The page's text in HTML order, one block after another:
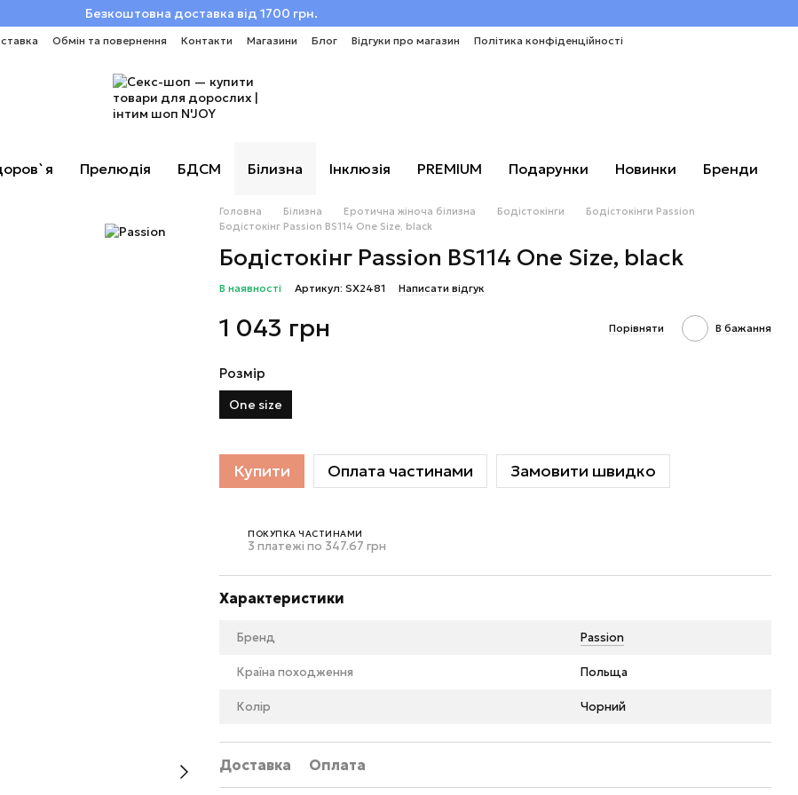
Безкоштовна доставка від 1700 грн.
Обмін та повернення Контакти Магазини Блог Відгуки про магазин Політика конфіденційності
Прелюдія БДСМ Білизна Інклюзія PREMIUM Подарунки Новинки Бренди
Головна Білизна Еротична жіноча білизна Бодістокінги
Бодістокінги Passion
Бодістокінг Passion BS114 One Size, black
Бодістокінг Passion BS114 One Size, black
В наявності Артикул: SX2481 Написати відгук
1 043 грн Порівняти В бажання
Розмір
One size
Купити Оплата частинами Замовити швидко
ПОКУПКА ЧАСТИНАМИ
3 платежі по 347.67 грн
Характеристики
Бренд Passion
Країна походження Польща
Колір Чорний
Доставка Оплата